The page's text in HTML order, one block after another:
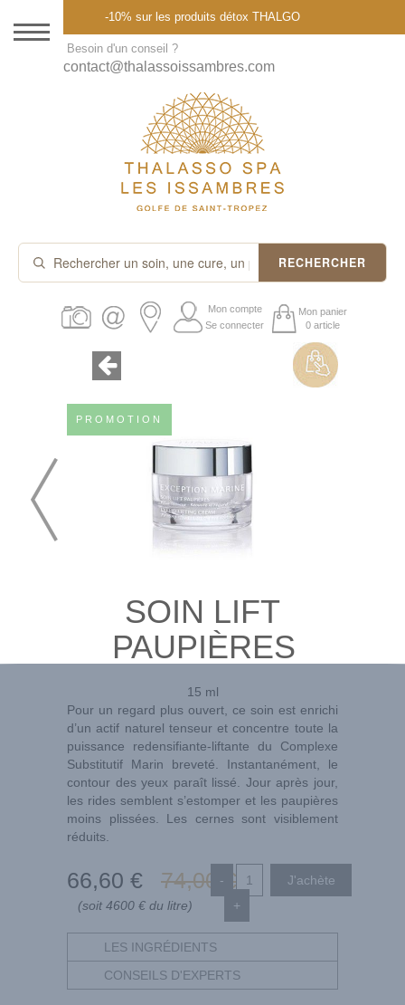
DESTINATION
THALASSO SPA
CURES ET FORFAITS
SOINS À LA CARTE
ABONNEMENTS
PROMOS
-10% sur les produits détox THALGO
Besoin d'un conseil ?
contact@thalassoissambres.com
RECHERCHER
Mon compte
Se connecter
Mon panier
0 article
PROMOTION
SOIN LIFT
PAUPIÈRES
15 ml
Pour un regard plus ouvert, ce soin est enrichi
d’un actif naturel tenseur et concentre toute la
puissance redensifiante-liftante du Complexe
Substitutif Marin breveté. Instantanément, le
contour des yeux paraît lissé. Jour après jour,
les rides semblent s’estomper et les paupières
moins plissées. Les cernes sont visiblement
réduits.
66,60 € 74,00 €
(soit 4600 € du litre)
-
+
LES INGRÉDIENTS
CONSEILS D'EXPERTS